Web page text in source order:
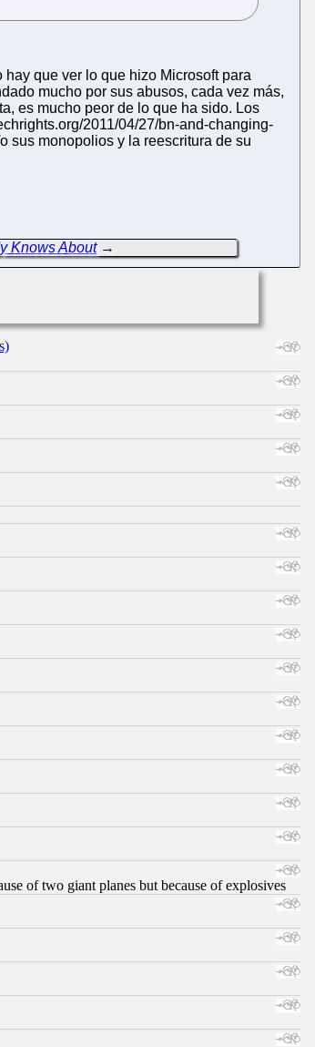
que ver lo que hizo Microsoft para
mucho por sus abusos, cada vez más,
es mucho peor de lo que ha sido. Los
2011/04/27/bn-and-changing-
sus monopolios y la reescritura de su
Knows About→
of two giant planes but because of explosives